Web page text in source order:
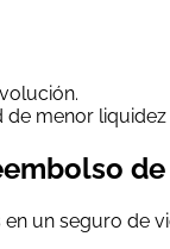
menor
un seguro de